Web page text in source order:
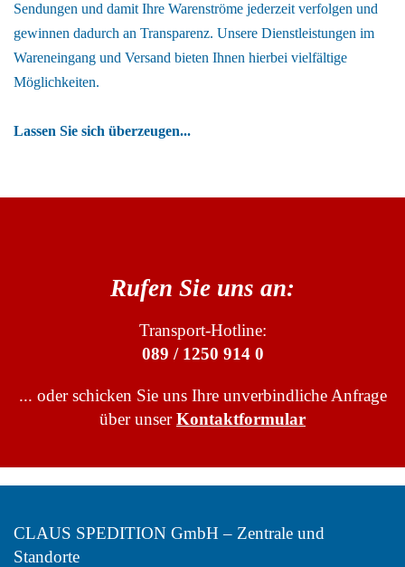
Sendungen und damit Ihre Warenströme jederzeit verfolgen und
gewinnen dadurch an Transparenz. Unsere Dienstleistungen im
Wareneingang und Versand bieten Ihnen hierbei vielfältige
Möglichkeiten.
Lassen Sie sich überzeugen...
Rufen Sie uns an:
Transport-Hotline:
089 / 1250 914 0
... oder schicken Sie uns Ihre unverbindliche Anfrage
über unserKontaktformular
CLAUS SPEDITION GmbH – Zentrale und
Standorte